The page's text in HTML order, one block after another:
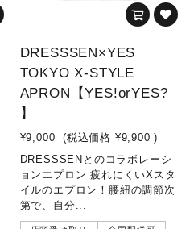
DRESSSEN×YES
TOKYO X-STYLE
APRON【YES!orYES?
】
¥9,000 (税込価格 ¥9,900 )
DRESSSENとのコラボレーシ
ョンエプロン 疲れにくいXスタ
イルのエプロン！腰紐の調節次
第で、自分...